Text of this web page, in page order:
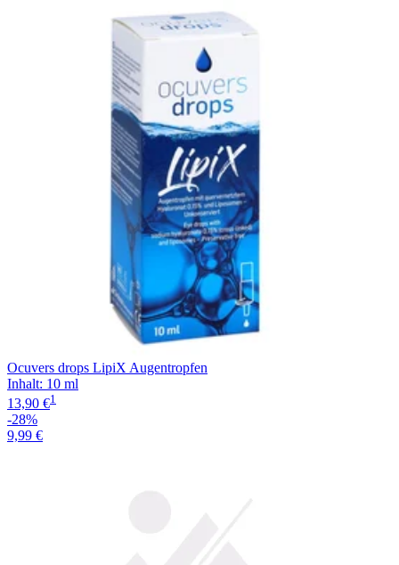
Ocuvers drops LipiX Augentropfen
Inhalt: 10 ml
13,90 €1
-28%
9,99 €